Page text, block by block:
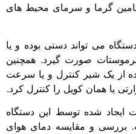
تامین گرما و سرمای محیط های
می تواند دستی بوده و یا
صورت گیرد. همچنین
از یک شیر کنترل و یا سرعت
یا همان کویل را کنترل کرد.
ایجاد شده توسط این دستگاه
بررسی و مقایسه دمای هوای